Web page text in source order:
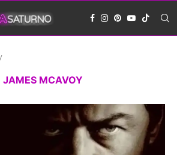
JAMES MCAVOY